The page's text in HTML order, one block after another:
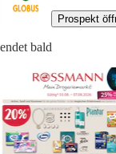
Prospekt
endet bald